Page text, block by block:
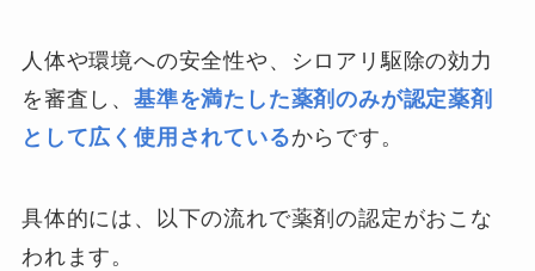
人体や環境への安全性や、シロアリ駆除の効力
を審査し、 基準を満たした薬剤のみが認定薬剤
として広く使用されているからです。
具体的には、以下の流れで薬剤の認定がおこな
われます。